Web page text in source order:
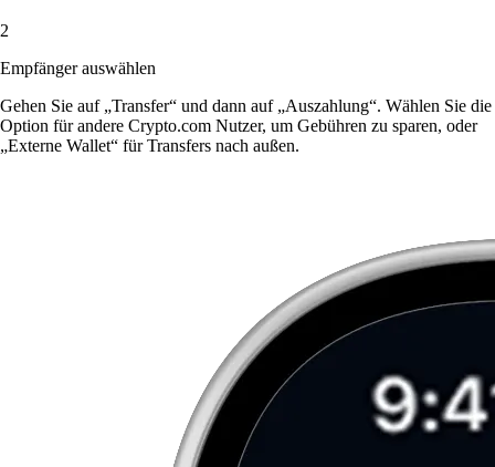
2
Empfänger auswählen
Gehen Sie auf „Transfer“ und dann auf „Auszahlung“. Wählen Sie die
Option für andere Crypto.com Nutzer, um Gebühren zu sparen, oder
„Externe Wallet“ für Transfers nach außen.